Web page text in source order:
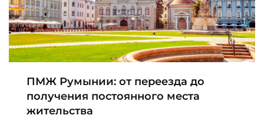
ПМЖ Румынии: от переезда до
получения постоянного места
жительства